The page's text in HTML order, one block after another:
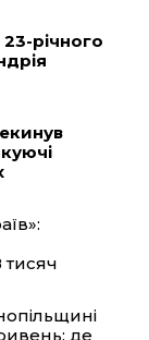
p
річного
де